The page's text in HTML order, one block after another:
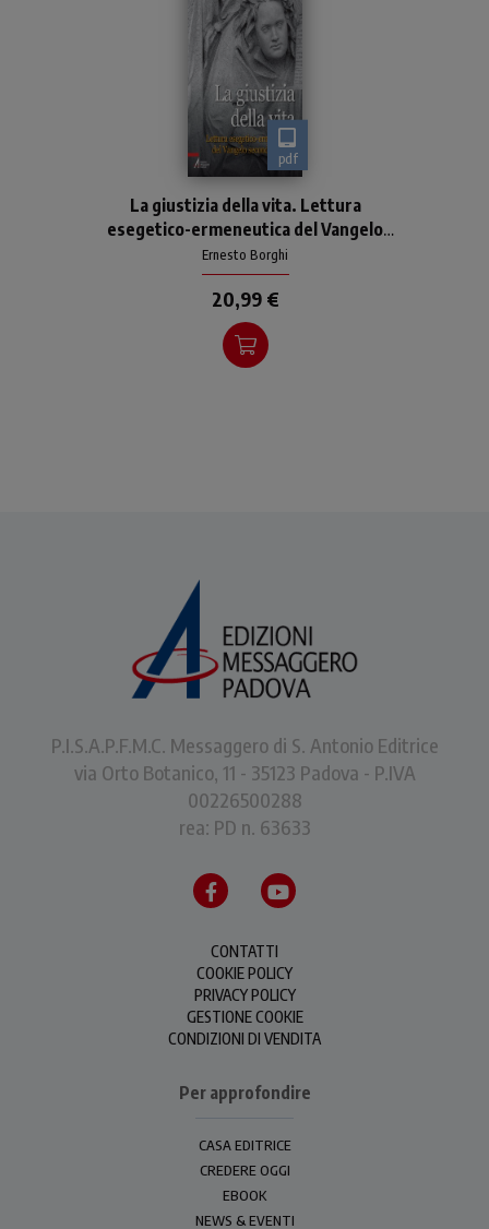
pdf
Vangelo di Matteo
La giustizia della vita. Lettura
esegetico-ermeneutica del Vangelo
secondo Matteo
Ernesto Borghi
20,99 €
P.I.S.A.P.F.M.C. Messaggero di S. Antonio Editrice
via Orto Botanico, 11 - 35123 Padova - P.IVA
00226500288
rea: PD n. 63633
CONTATTI
COOKIE POLICY
PRIVACY POLICY
GESTIONE COOKIE
CONDIZIONI DI VENDITA
Per approfondire
CASA EDITRICE
CREDERE OGGI
EBOOK
NEWS & EVENTI